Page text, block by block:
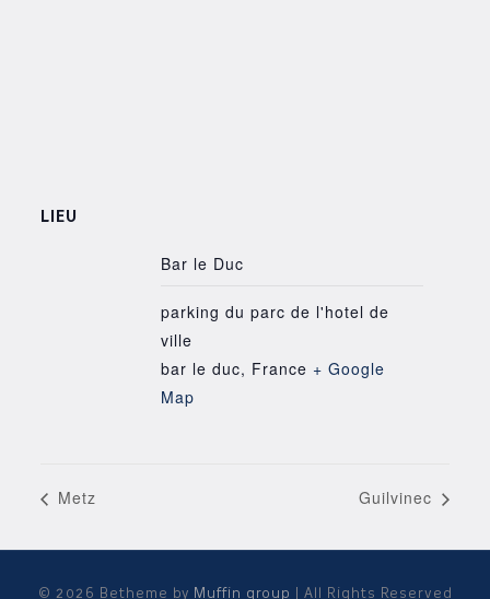
LIEU
Bar le Duc
parking du parc de l'hotel de
ville
bar le duc, France + Google
Map
Metz Guilvinec
© 2026 Betheme by Muffin group | All Rights Reserved